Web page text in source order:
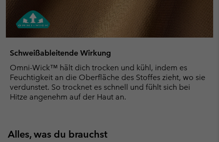
Schweißableitende Wirkung
Omni-Wick™ hält dich trocken und kühl, indem es
Feuchtigkeit an die Oberfläche des Stoffes zieht, wo sie
verdunstet. So trocknet es schnell und fühlt sich bei
Hitze angenehm auf der Haut an.
Alles, was du brauchst